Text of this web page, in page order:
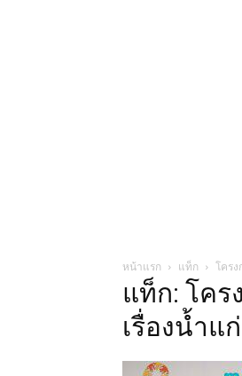
หน้าแรก แท็ก โคร
แท็ก: โคร
เรื่องน้ำแ